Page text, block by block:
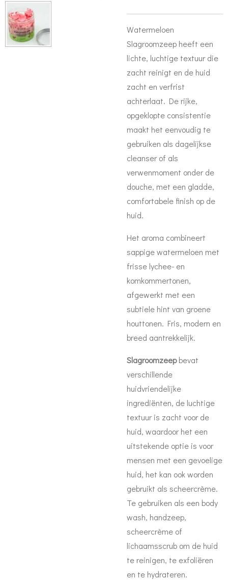
Watermeloen
Slagroomzeep heeft een
lichte, luchtige textuur die
zacht reinigt en de huid
zacht en verfrist
achterlaat. De rijke,
opgeklopte consistentie
maakt het eenvoudig te
gebruiken als dagelijkse
cleanser of als
verwenmoment onder de
douche, met een gladde,
comfortabele finish op de
huid.
Het aroma combineert
sappige watermeloen met
frisse lychee- en
komkommertonen,
afgewerkt met een
subtiele hint van groene
houttonen. Fris, modern en
breed aantrekkelijk.
Slagroomzeep bevat
verschillende
huidvriendelijke
ingrediënten, de luchtige
textuur is zacht voor de
huid, waardoor het een
uitstekende optie is voor
mensen met een gevoelige
huid, het kan ook worden
gebruikt als scheercrème.
Te gebruiken als een body
wash, handzeep,
scheercrème of
lichaamsscrub om de huid
te reinigen, te exfoliëren
en te hydrateren.